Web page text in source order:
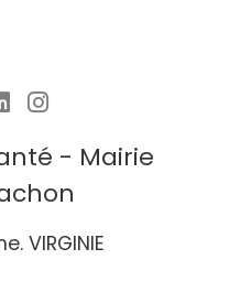
- Mairie
VIRGINIE